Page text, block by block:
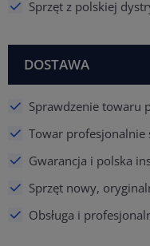
Sprzęt z polskiej
DOSTAWA
Sprawdzenie towaru
Towar profesjonalnie
Gwarancja i polska
Sprzęt nowy,
Obsługa i